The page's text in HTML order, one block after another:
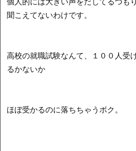
聞こえてないわけです。
高校の就職試験なんて、１００人受
るかないか
ほぼ受かるのに落ちちゃうボク。